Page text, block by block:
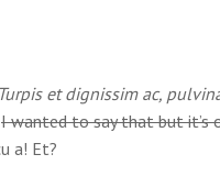
et dignissim ac,
I wanted to say that but it’s
a! Et?